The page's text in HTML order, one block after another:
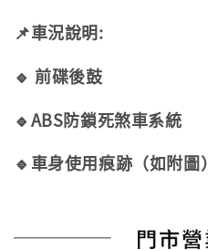
📌車況說明:
🔹 前碟後鼓
🔹ABS防鎖死煞車系統
🔹車身使用痕跡（如附圖）